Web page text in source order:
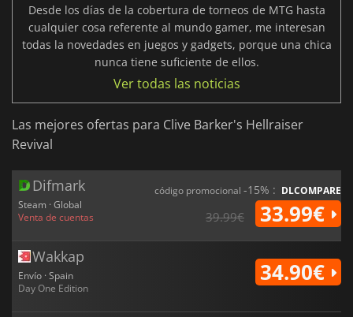
Desde los días de la cobertura de torneos de MTG hasta
cualquier cosa referente al mundo gamer, me interesan
todas la novedades en juegos y gadgets, porque una chica
nunca tiene suficiente de ellos.
Ver todas las noticias
Las mejores ofertas para Clive Barker's Hellraiser
Revival
Difmark
Steam · Global
Venta de cuentas
código promocional -15% : DLCOMPARE
39.99€ 33.99€
Wakkap
Envío · Spain
Day One Edition
34.90€